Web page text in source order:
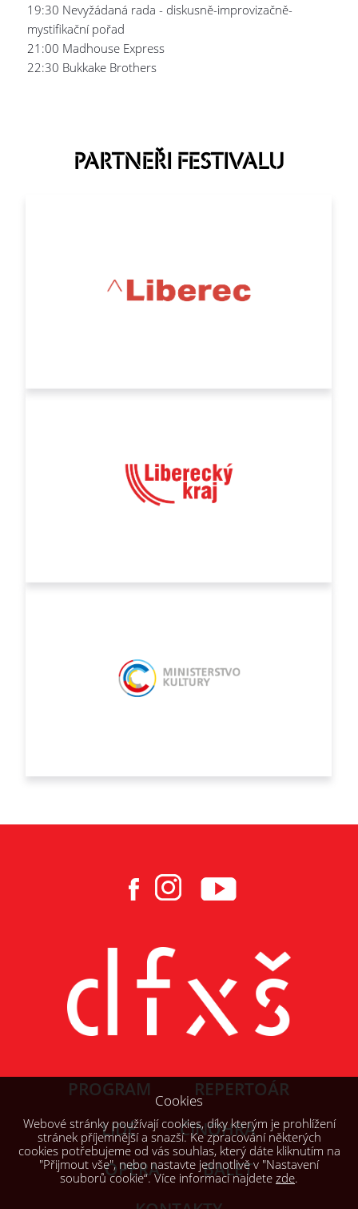
19:30 Nevyžádaná rada - diskusně-improvizačně-
mystifikační pořad
21:00 Madhouse Express
22:30 Bukkake Brothers
PARTNEŘI FESTIVALU
PROGRAM
REPERTOÁR
LIDÉ
ČINOHRA
OPERA
BALET
Cookies
Webové stránky používají cookies, díky kterým je prohlížení
stránek příjemnější a snazší. Ke zpracování některých
cookies potřebujeme od vás souhlas, který dáte kliknutím na
"Přijmout vše", nebo nastavte jednotlivě v "Nastavení
souborů cookie“. Více informací najdete zde.